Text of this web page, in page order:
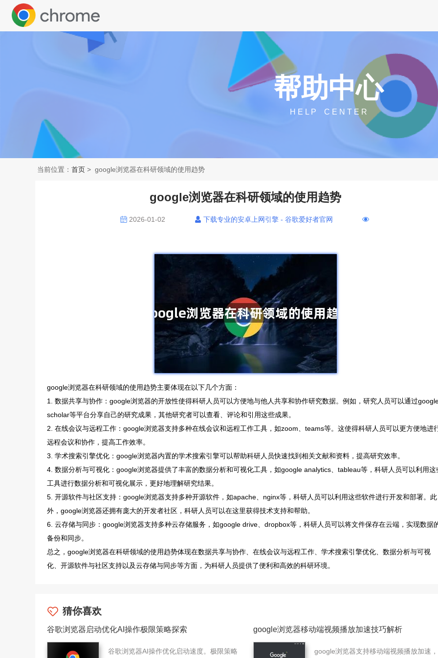
帮助中心
H E L P C E N T E R
当前位置： 首页 > google浏览器在科研领域的使用趋势
google浏览器在科研领域的使用趋势
2026-01-02 下载专业的安卓上网引擎 - 谷歌爱好者官网
google浏览器在科研领域的使用趋势主要体现在以下几个方面：
1. 数据共享与协作：google浏览器的开放性使得科研人员可以方便地与他人共享和协作研究数据。例如，研究人员可以通过
scholar等平台分享自己的研究成果，其他研究者可以查看、评论和引用这些成果。
2. 在线会议与远程工作：google浏览器支持多种在线会议和远程工作工具，如zoom、teams等。这使得科研人员可以更方便地进
远程会议和协作，提高工作效率。
3. 学术搜索引擎优化：google浏览器内置的学术搜索引擎可以帮助科研人员快速找到相关文献和资料，提高研究效率。
4. 数据分析与可视化：google浏览器提供了丰富的数据分析和可视化工具，如google analytics、tableau等，科研人员可以利用这
工具进行数据分析和可视化展示，更好地理解研究结果。
5. 开源软件与社区支持：google浏览器支持多种开源软件，如apache、nginx等，科研人员可以利用这些软件进行开发和部署。此
外，google浏览器还拥有庞大的开发者社区，科研人员可以在这里获得技术支持和帮助。
6. 云存储与同步：google浏览器支持多种云存储服务，如google drive、dropbox等，科研人员可以将文件保存在云端，实现数据
备份和同步。
总之，google浏览器在科研领域的使用趋势体现在数据共享与协作、在线会议与远程工作、学术搜索引擎优化、数据分析与可视
化、开源软件与社区支持以及云存储与同步等方面，为科研人员提供了便利和高效的科研环境。
猜你喜欢
谷歌浏览器启动优化AI操作极限策略探索
谷歌浏览器AI操作优化启动速度。极限策略
google浏览器移动端视频播放加速技巧解析
google浏览器支持移动端视频播放加速，